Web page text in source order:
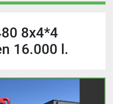
8x4*4
16.000 l.